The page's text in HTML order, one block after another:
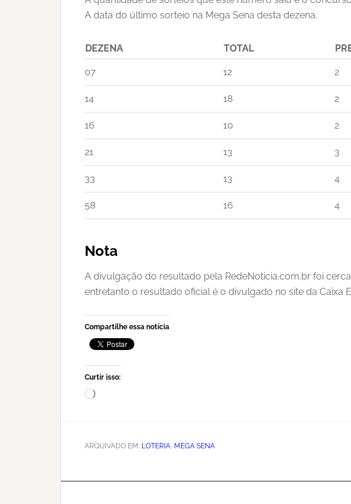
A data do último sorteio na Mega Sena desta dezena.
DEZENA TOTAL
07 12 2
14 18 2
16 10 2
21 13 3
33 13 4
58 16 4
Nota
A divulgação do resultado pela RedeNoticia.com.br foi
entretanto o resultado oficial é o divulgado no site da Caixa
Compartilhe essa notícia
Curtir isso:
Carregando...
ARQUIVADO EM: LOTERIA, MEGA SENA